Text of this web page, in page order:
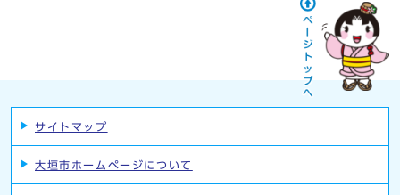
サイトマップ
大垣市ホームページについて